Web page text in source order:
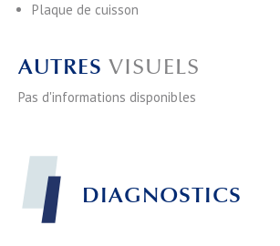
Plaque de cuisson
AUTRES VISUELS
Pas d'informations disponibles
DIAGNOSTICS